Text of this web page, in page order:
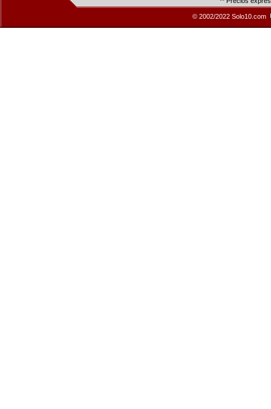
© 2002/2022 Solo10.com